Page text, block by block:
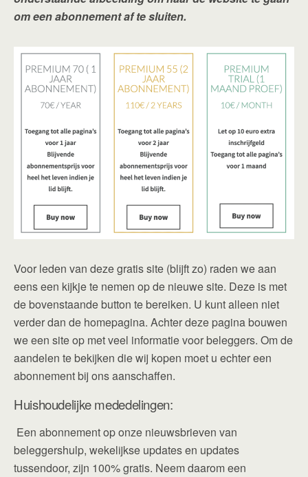
om een abonnement af te sluiten.
Voor leden van deze gratis site (blijft zo) raden we aan
eens een kijkje te nemen op de nieuwe site. Deze is met
de bovenstaande button te bereiken. U kunt alleen niet
verder dan de homepagina. Achter deze pagina bouwen
we een site op met veel informatie voor beleggers. Om de
aandelen te bekijken die wij kopen moet u echter een
abonnement bij ons aanschaffen.
Huishoudelijke mededelingen:
Een abonnement op onze nieuwsbrieven van
beleggershulp, wekelijkse updates en updates
tussendoor, zijn 100% gratis. Neem daarom een